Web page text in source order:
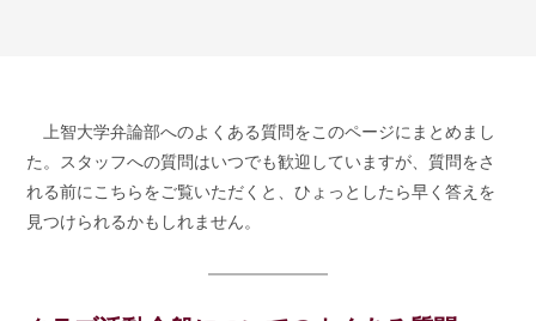
上智大学弁論部へのよくある質問をこのページにまとめまし
た。スタッフへの質問はいつでも歓迎していますが、質問をさ
れる前にこちらをご覧いただくと、ひょっとしたら早く答えを
見つけられるかもしれません。